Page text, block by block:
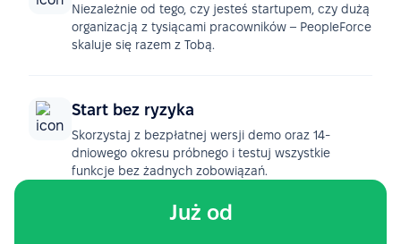
Niezależnie od tego, czy jesteś startupem, czy dużą
organizacją z tysiącami pracowników – PeopleForce
skaluje się razem z Tobą.
Start bez ryzyka
Skorzystaj z bezpłatnej wersji demo oraz 14-
dniowego okresu próbnego i testuj wszystkie
funkcje bez żadnych zobowiązań.
Już od